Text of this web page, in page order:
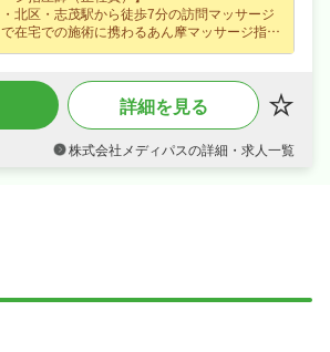
・北区・志茂駅から徒歩7分の訪問マッサージ
で在宅での施術に携わるあん摩マッサージ指圧
・月給25〜35.1万円の正社員求人、腰を据えて
長く活躍できます！
・完全週休2日制・日曜・祝日休み、日勤のみ
やすくプライベートも大切にしながら働けま
詳細を見る
株式会社メディパスの詳細・求人一覧